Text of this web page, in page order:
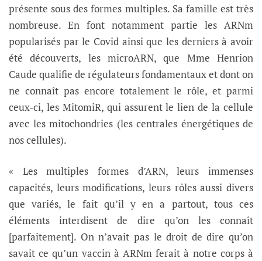
présente sous des formes multiples. Sa famille est très
nombreuse. En font notamment partie les ARNm
popularisés par le Covid ainsi que les derniers à avoir
été découverts, les microARN, que Mme Henrion
Caude qualifie de régulateurs fondamentaux et dont on
ne connaît pas encore totalement le rôle, et parmi
ceux-ci, les MitomiR, qui assurent le lien de la cellule
avec les mitochondries (les centrales énergétiques de
nos cellules).
« Les multiples formes d’ARN, leurs immenses
capacités, leurs modifications, leurs rôles aussi divers
que variés, le fait qu’il y en a partout, tous ces
éléments interdisent de dire qu’on les connaît
[parfaitement]. On n’avait pas le droit de dire qu’on
savait ce qu’un vaccin à ARNm ferait à notre corps à